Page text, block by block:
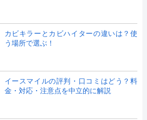
カビキラーとカビハイターの違いは？使
う場所で選ぶ！
イースマイルの評判・口コミはどう？料
金・対応・注意点を中立的に解説